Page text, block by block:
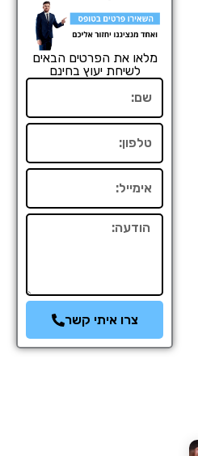
מלאו את הפרטים הבאים
לשיחת יעוץ בחינם
הודעה
צרו איתי קשר